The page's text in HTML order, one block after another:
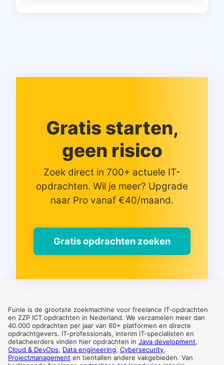
Gratis starten,
geen risico
Zoek direct in 700+ actuele IT-
opdrachten. Wil je meer? Upgrade
naar Pro vanaf €40/maand.
Gratis opdrachten zoeken
Funle is de grootste zoekmachine voor freelance IT-opdrachten
en ZZP ICT opdrachten in Nederland. We verzamelen meer dan
40.000 opdrachten per jaar van 60+ platformen en directe
opdrachtgevers. IT-professionals, interim IT-specialisten en
detacheerders vinden hier opdrachten in Java development,
Cloud & DevOps, Data engineering, Cybersecurity,
Projectmanagement en tientallen andere vakgebieden. Van